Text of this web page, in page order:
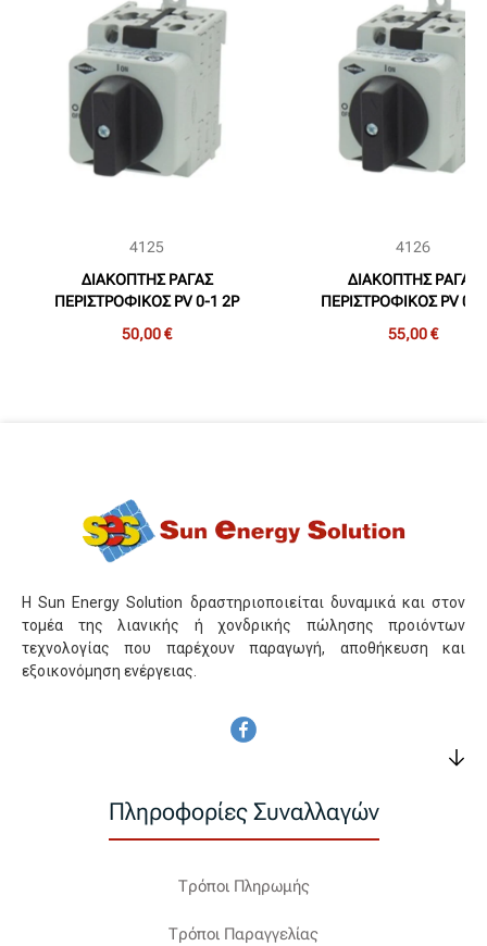
4125
ΔΙΑΚΟΠΤΗΣ ΡΑΓΑΣ
ΠΕΡΙΣΤΡΟΦΙΚΟΣ PV 0-1 2P
(DK100161E0ADRNDX)
50,00 €
4126
ΔΙΑΚΟΠΤΗΣ ΡΑΓΑΣ
ΠΕΡΙΣΤΡΟΦΙΚΟΣ PV 0-1
55,00 €
Η Sun Energy Solution δραστηριοποιείται δυναμικά και στον
τομέα της λιανικής ή χονδρικής πώλησης προιόντων
τεχνολογίας που παρέχουν παραγωγή, αποθήκευση και
εξοικονόμηση ενέργειας.
Πληροφορίες Συναλλαγών
Τρόποι Πληρωμής
Τρόποι Παραγγελίας